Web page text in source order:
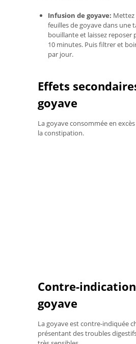
Infusion de goyave: Mettez
feuilles de goyave dans une
bouillante et laissez reposer
10 minutes. Puis filtrer et
par jour.
Effets
goyave
La goyave consommée en
la constipation.
Contre-
goyave
La goyave est contre-indiquée
présentant des troubles